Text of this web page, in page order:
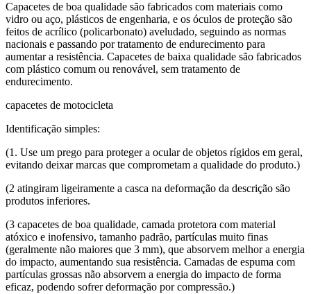
Capacetes de boa qualidade são fabricados com materiais como
vidro ou aço, plásticos de engenharia, e os óculos de proteção são
feitos de acrílico (policarbonato) aveludado, seguindo as normas
nacionais e passando por tratamento de endurecimento para
aumentar a resistência. Capacetes de baixa qualidade são fabricados
com plástico comum ou renovável, sem tratamento de
endurecimento.
capacetes de motocicleta
Identificação simples:
(1. Use um prego para proteger a ocular de objetos rígidos em geral,
evitando deixar marcas que comprometam a qualidade do produto.)
(2 atingiram ligeiramente a casca na deformação da descrição são
produtos inferiores.
(3 capacetes de boa qualidade, camada protetora com material
atóxico e inofensivo, tamanho padrão, partículas muito finas
(geralmente não maiores que 3 mm), que absorvem melhor a energia
do impacto, aumentando sua resistência. Camadas de espuma com
partículas grossas não absorvem a energia do impacto de forma
eficaz, podendo sofrer deformação por compressão.)